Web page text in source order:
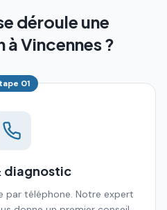
déroule une
Vincennes ?
01
diagnostic
par téléphone. Notre expert